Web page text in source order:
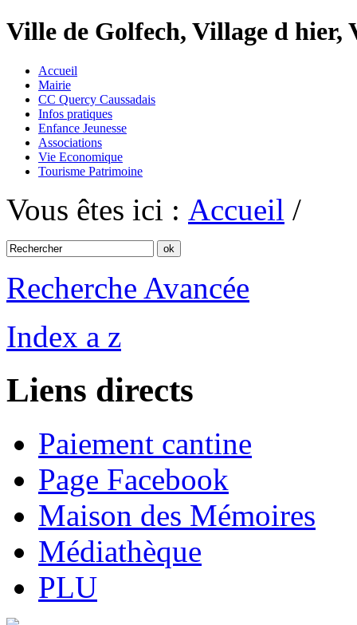
Ville de Golfech, Village d
Accueil
Mairie
CC Quercy Caussadais
Infos pratiques
Enfance Jeunesse
Associations
Vie Economique
Tourisme Patrimoine
Vous êtes ici : Accueil /
Recherche Avancée
Index a z
Liens directs
Paiement cantine
Page Facebook
Maison des Mémoires
Médiathèque
PLU